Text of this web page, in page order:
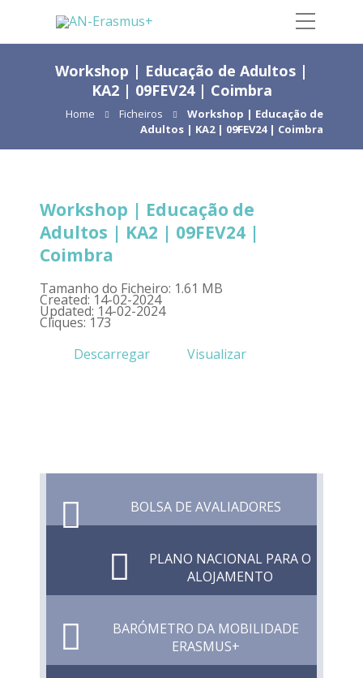
Workshop | Educação de Adultos |
KA2 | 09FEV24 | Coimbra
Home Ficheiros
Workshop | Educação de
Adultos | KA2 | 09FEV24 | Coimbra
Workshop | Educação de
Adultos | KA2 | 09FEV24 |
Coimbra
Tamanho do Ficheiro: 1.61 MB
Created: 14-02-2024
Updated: 14-02-2024
Cliques: 173
Descarregar
Visualizar
BOLSA DE AVALIADORES
PLANO NACIONAL PARA O
ALOJAMENTO
BARÓMETRO DA MOBILIDADE
ERASMUS+